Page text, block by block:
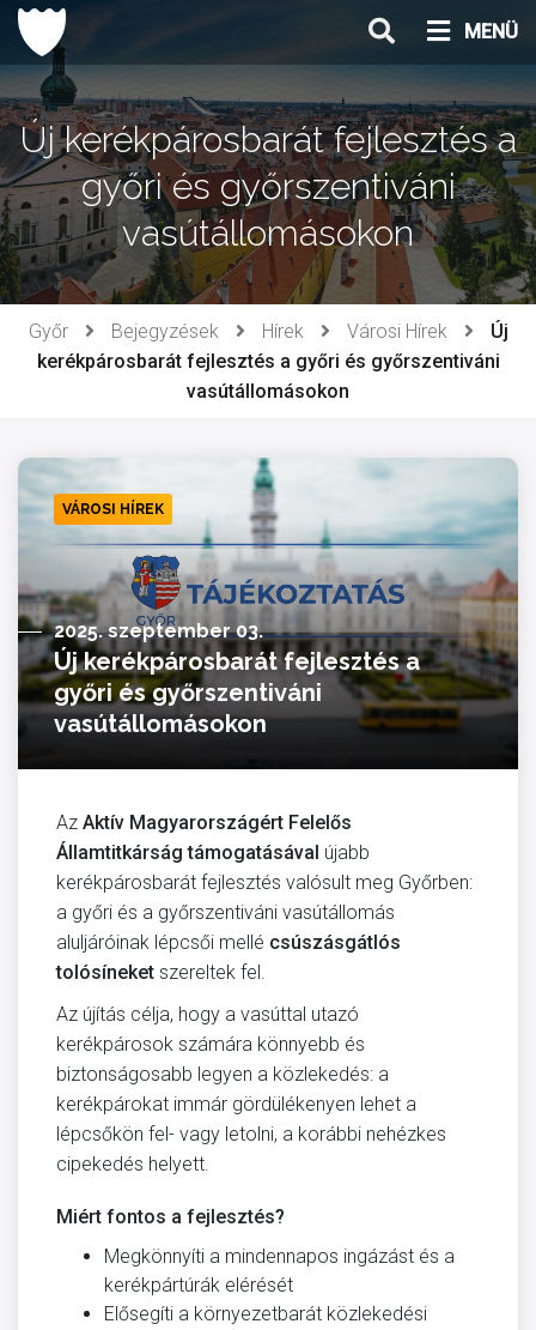
Ugrás
tartalomhoz
MENÜ
Új kerékpárosbarát fejlesztés a
győri és győrszentiváni
vasútállomásokon
Győr Bejegyzések Hírek Városi Hírek
Új
kerékpárosbarát fejlesztés a győri és győrszentiváni
vasútállomásokon
VÁROSI HÍREK
2025. szeptember 03.
Új kerékpárosbarát fejlesztés a
győri és győrszentiváni
vasútállomásokon
Az Aktív Magyarországért Felelős
Államtitkárság támogatásával újabb
kerékpárosbarát fejlesztés valósult meg Győrben:
a győri és a győrszentiváni vasútállomás
aluljáróinak lépcsői mellé csúszásgátlós
tolósíneket szereltek fel.
Az újítás célja, hogy a vasúttal utazó
kerékpárosok számára könnyebb és
biztonságosabb legyen a közlekedés: a
kerékpárokat immár gördülékenyen lehet a
lépcsőkön fel- vagy letolni, a korábbi nehézkes
cipekedés helyett.
Miért fontos a fejlesztés?
Megkönnyíti a mindennapos ingázást és a
kerékpártúrák elérését
Elősegíti a környezetbarát közlekedési